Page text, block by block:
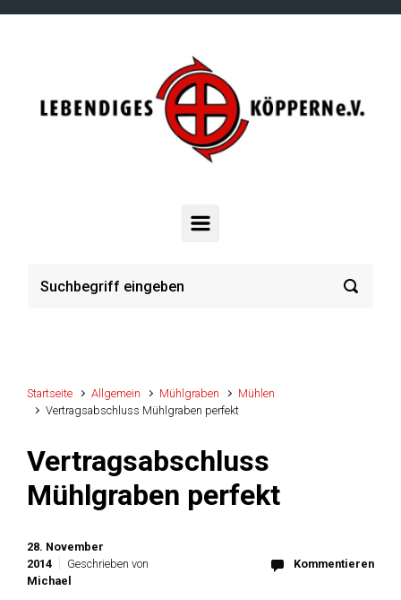
Zum Hauptinhalt springen
Startseite Allgemein Mühlgraben
Mühlen
Vertragsabschluss Mühlgraben perfekt
Vertragsabschluss
Mühlgraben perfekt
28. November
2014
Geschrieben von
Michael
Kommentieren